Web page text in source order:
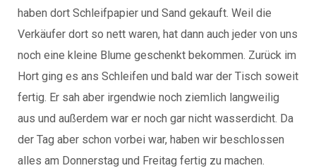
haben dort Schleifpapier und Sand gekauft. Weil die
Verkäufer dort so nett waren, hat dann auch jeder von uns
noch eine kleine Blume geschenkt bekommen. Zurück im
Hort ging es ans Schleifen und bald war der Tisch soweit
fertig. Er sah aber irgendwie noch ziemlich langweilig
aus und außerdem war er noch gar nicht wasserdicht. Da
der Tag aber schon vorbei war, haben wir beschlossen
alles am Donnerstag und Freitag fertig zu machen.